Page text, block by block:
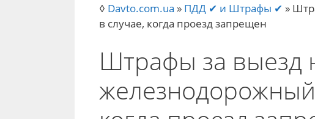
◊ Davto.com.ua » ПДД ✔ и Штрафы ✔ »
в случае, когда проезд запрещен
Штрафы за выезд